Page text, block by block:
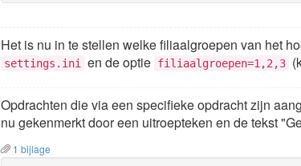
Het is nu in te stellen welke filiaalgroepen van het
settings.ini en de optie filiaalgroepen=1,2,3
Opdrachten die via een specifieke opdracht zijn
nu gekenmerkt door een uitroepteken en de tekst
1 bijlage